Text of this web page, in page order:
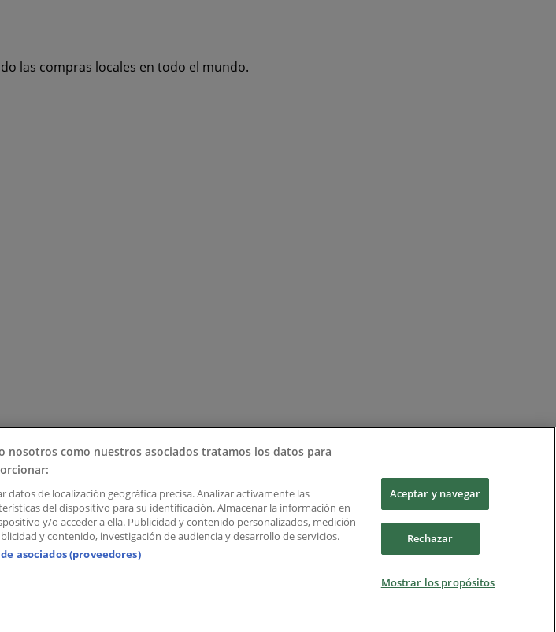
las compras locales en todo el mundo.
Spain
nosotros como nuestros asociados tratamos los datos para
datos de localización geográfica precisa. Analizar activamente las
del dispositivo para su identificación. Almacenar la información en
y/o acceder a ella. Publicidad y contenido personalizados, medición
y contenido, investigación de audiencia y desarrollo de servicios.
asociados (proveedores)
Aceptar y navegar
Rechazar
Mostrar los propósitos